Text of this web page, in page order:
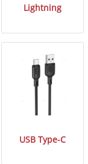
Lightning
USB Type-C